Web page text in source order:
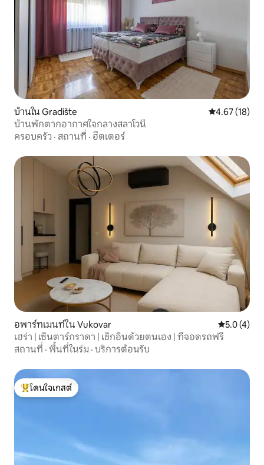
บ้านใน Gradište คะแนนเฉลี่ย
4.67 (18)
บ้านพักตากอากาศใจกลางสลาโวนี
ครอบครัว · สถานที่ · ฮีตเตอร์
อพาร์ทเมนท์ใน Vukovar คะแนนเฉลี่
5.0 (4)
เฮร่า | เซ็นตาร์กราดา | เช็กอินด้วยตนเอง | ที่จอดรถฟรี
สถานที่ · พื้นที่ในร่ม · บริการต้อนรับ
โดนใจเกสต์ที่สุด
โดนใจเกสต์